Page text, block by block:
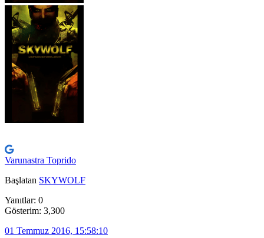
Varunastra Toprido
Başlatan SKYWOLF
Yanıtlar: 0
Gösterim: 3,300
01 Temmuz 2016, 15:58:10